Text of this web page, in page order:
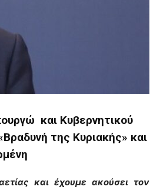
και Κυβερνητικού
της Κυριακής» και
και έχουμε ακούσει τον